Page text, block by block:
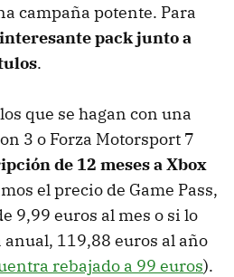
campaña potente. Para
pack junto a
.
que se hagan con una
3 o Forza Motorsport 7
de 12 meses a Xbox
el precio de Game Pass,
9,99 euros al mes o si lo
119,88 euros al año
rebajado a 99 euros).